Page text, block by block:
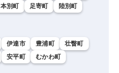
本別町 足寄町
陸別町
伊達市 豊浦町
壮瞥町
安平町 むかわ町